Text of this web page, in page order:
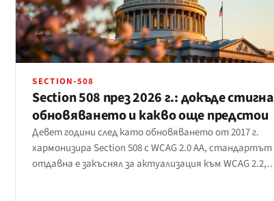
SECTION-508
Section 508 през 2026 г.: докъде стигна
обновяването и какво още предстои
Девет години след като обновяването от 2017 г.
хармонизира Section 508 с WCAG 2.0 AA, стандартът
отдавна е закъснял за актуализация към WCAG 2.2,